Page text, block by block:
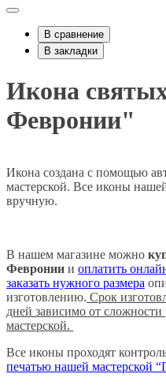
В сравнение
В закладки
Икона
Февронии"
Икона создана с помощью
мастерской. Все иконы
вручную.
В нашем магазине можно
Февронии и оплатить
заказать нужного размера
изготовлению. Срок
дней зависимо от
мастерской.
Все иконы проходят
печатью нашей мастерской